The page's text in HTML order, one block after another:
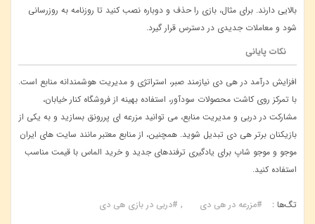
بالایی دارند. برای مثال، بازی را حذف و دوباره نصب کنید تا روزنامه به ‌روزرسانی
شود و معاملات جدیدی در دسترس قرار گیرد.
نکات پایانی
افزایش درآمد در هی دی نیازمند صبر، استراتژی و مدیریت هوشمندانه منابع است.
با تمرکز روی کاشت محصولات سودآور، استفاده بهینه از فروشگاه کنار خیابان،
مشارکت در دربی و مدیریت منابع، می‌ توانید مزرعه ‌ای پررونق بسازید و به یکی از
بازیکنان برتر هی دی تبدیل شوید. همچنین، از منابع معتبر مانند سایت ‌های ایران
موجو و موجو شاپ برای یادگیری ترفندهای جدید و خرید الماس با قیمت مناسب
استفاده کنید.
تگ‌ها : #مزرعه در هی دی
#دربی در بازی هی دی